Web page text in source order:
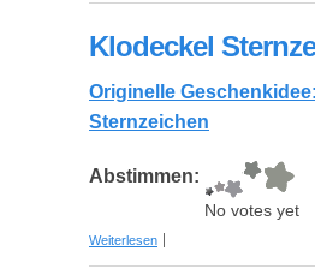
Klodeckel
Originelle
Sternzeichen
Abstimmen:
No votes yet
Weiterlesen über Klodeckel